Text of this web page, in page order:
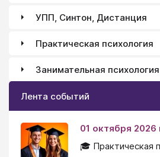
УПП, Синтон, Дистанция
Практическая психология
Занимательная психология
Лента событий
01 октября 2026
🎓 Практическая